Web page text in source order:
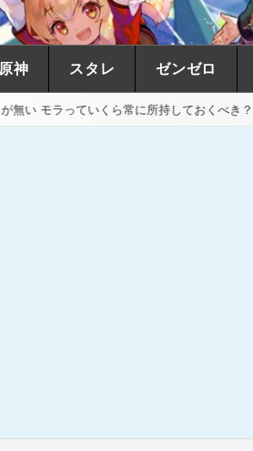
原神 スタレ ゼンゼロ
常に所持しておくべき？19時間前 【原神】ス